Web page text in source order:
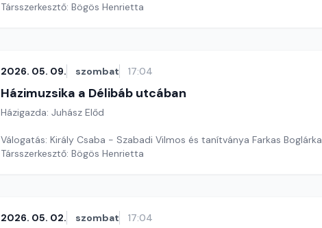
Társszerkesztő: Bögös Henrietta
2026. 05. 09. szombat 17:04
Házimuzsika a Délibáb utcában
Házigazda: Juhász Előd
Válogatás: Király Csaba - Szabadi Vilmos és tanítványa Farkas Boglárka
Társszerkesztő: Bögös Henrietta
2026. 05. 02. szombat 17:04